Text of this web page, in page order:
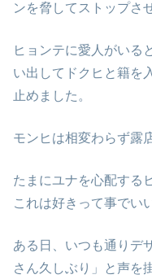
ンを脅してストップさ
ヒョンテに愛人がいる
い出してドクヒと籍を
止めました。
モンヒは相変わらず露
たまにユナを心配する
これは好きって事でい
ある日、いつも通りデ
さん久しぶり」と声を